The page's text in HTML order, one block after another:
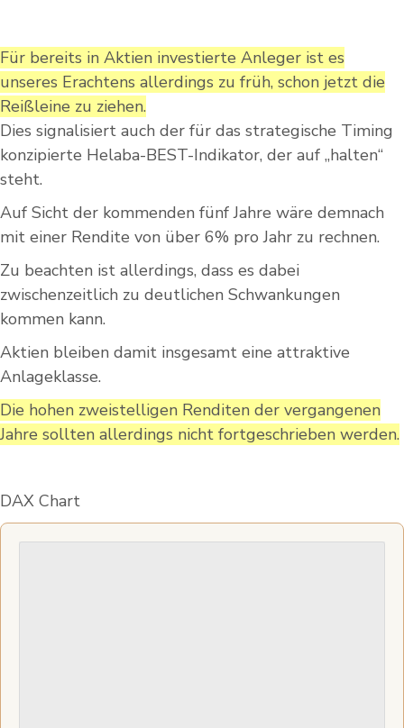
Für bereits in Aktien investierte Anleger ist es
unseres Erachtens allerdings zu früh, schon jetzt die
Reißleine zu ziehen.
Dies signalisiert auch der für das strategische Timing
konzipierte Helaba-BEST-Indikator, der auf „halten“
steht.
Auf Sicht der kommenden fünf Jahre wäre demnach
mit einer Rendite von über 6% pro Jahr zu rechnen.
Zu beachten ist allerdings, dass es dabei
zwischenzeitlich zu deutlichen Schwankungen
kommen kann.
Aktien bleiben damit insgesamt eine attraktive
Anlageklasse.
Die hohen zweistelligen Renditen der vergangenen
Jahre sollten allerdings nicht fortgeschrieben werden.
DAX Chart